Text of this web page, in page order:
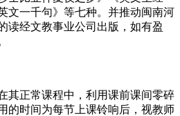
文一千句》等七种。并推动闽南河
读经文教事业公司出版，如有盈
其正常课程中，利用课前课间零碎
的时间为每节上课铃响后，视教师